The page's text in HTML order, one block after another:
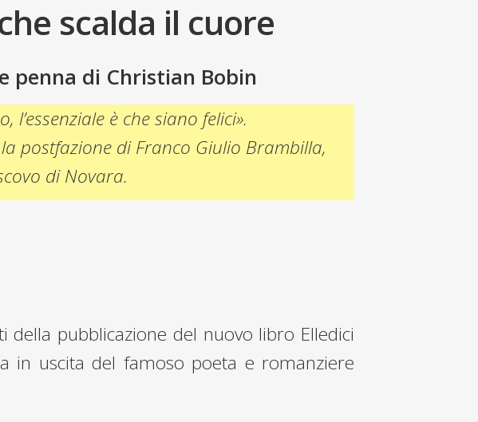
scalda il cuore
penna di Christian Bobin
l’essenziale è che siano felici».
postfazione di Franco Giulio Brambilla,
di Novara.
pubblicazione del nuovo libro Elledici
in uscita del famoso poeta e romanziere